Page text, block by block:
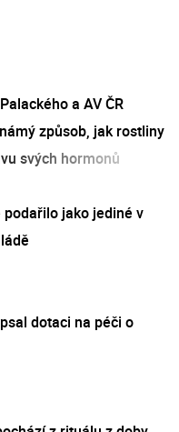
a AV ČR
způsob, jak rostliny
svých hormonů
jako jediné v
dotaci na péči o